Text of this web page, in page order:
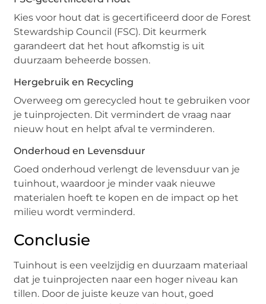
Kies voor hout dat is gecertificeerd door de Forest
Stewardship Council (FSC). Dit keurmerk
garandeert dat het hout afkomstig is uit
duurzaam beheerde bossen.
Hergebruik en Recycling
Overweeg om gerecycled hout te gebruiken voor
je tuinprojecten. Dit vermindert de vraag naar
nieuw hout en helpt afval te verminderen.
Onderhoud en Levensduur
Goed onderhoud verlengt de levensduur van je
tuinhout, waardoor je minder vaak nieuwe
materialen hoeft te kopen en de impact op het
milieu wordt verminderd.
Conclusie
Tuinhout is een veelzijdig en duurzaam materiaal
dat je tuinprojecten naar een hoger niveau kan
tillen. Door de juiste keuze van hout, goed